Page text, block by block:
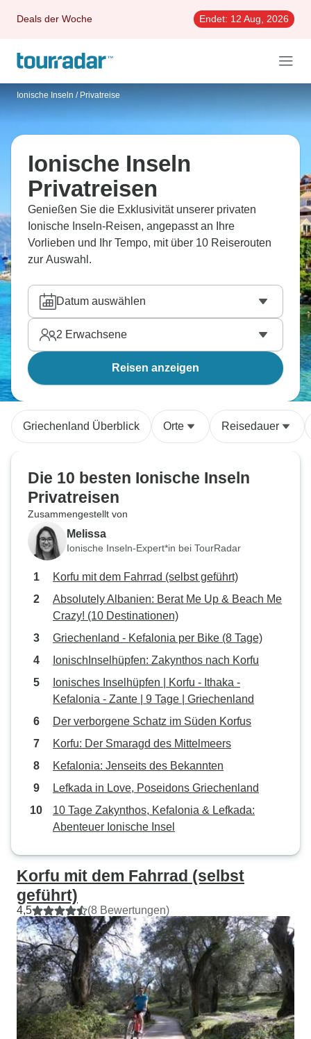
Deals der Woche Endet: 12 Aug, 2026
Ionische Inseln / Privatreise
Ionische Inseln
Privatreisen
Genießen Sie die Exklusivität unserer privaten
Ionische Inseln-Reisen, angepasst an Ihre
Vorlieben und Ihr Tempo, mit über 10 Reiserouten
zur Auswahl.
Datum auswählen
2 Erwachsene
Reisen anzeigen
Griechenland Überblick Orte Reisedauer
Die 10 besten Ionische Inseln
Privatreisen
Zusammengestellt von
Melissa
Ionische Inseln-Expert*in bei TourRadar
Korfu mit dem Fahrrad (selbst geführt)
Absolutely Albanien: Berat Me Up & Beach Me
Crazy! (10 Destinationen)
Griechenland - Kefalonia per Bike (8 Tage)
IonischInselhüpfen: Zakynthos nach Korfu
Ionisches Inselhüpfen | Korfu - Ithaka -
Kefalonia - Zante | 9 Tage | Griechenland
Der verborgene Schatz im Süden Korfus
Korfu: Der Smaragd des Mittelmeers
Kefalonia: Jenseits des Bekannten
Lefkada in Love, Poseidons Griechenland
10 Tage Zakynthos, Kefalonia & Lefkada:
Abenteuer Ionische Insel
Korfu mit dem Fahrrad (selbst
geführt)
4,5 (8 Bewertungen)